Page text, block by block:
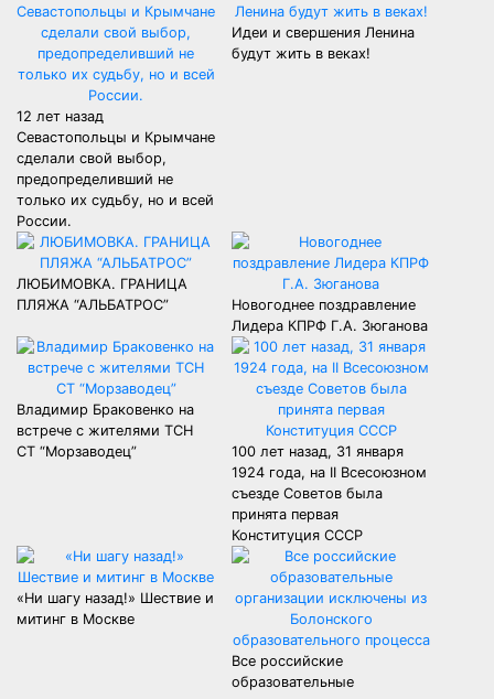
12 лет назад
Севастопольцы и Крымчане
сделали свой выбор,
предопределивший не
только их судьбу, но и всей
России.
Идеи и свершения Ленина
будут жить в веках!
ЛЮБИМОВКА. ГРАНИЦА
ПЛЯЖА “АЛЬБАТРОС”
Новогоднее поздравление
Лидера КПРФ Г.А. Зюганова
Владимир Браковенко на
встрече с жителями ТСН
СТ “Морзаводец”
100 лет назад, 31 января
1924 года, на II Всесоюзном
съезде Советов была
принята первая
Конституция СССР
«Ни шагу назад!» Шествие и
митинг в Москве
Все российские
образовательные